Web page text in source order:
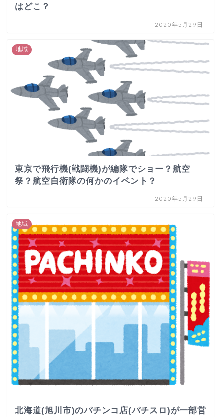
はどこ？
2020年5月29日
地域
東京で飛行機(戦闘機)が編隊でショー？航空
祭？航空自衛隊の何かのイベント？
2020年5月29日
地域
北海道(旭川市)のパチンコ店(パチスロ)が一部営